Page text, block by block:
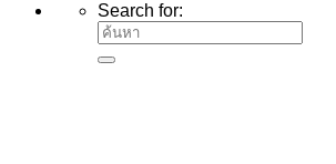
Search for: